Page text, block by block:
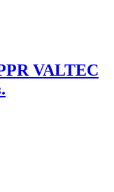
VALTEC